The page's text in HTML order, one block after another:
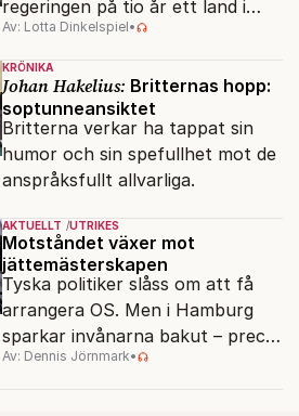
regeringen på tio år ett land i
politiskt och ekonomiskt kaos.
Av: Lotta Dinkelspiel•
KRÖNIKA
Johan Hakelius: Britternas hopp:
soptunneansiktet
Britterna verkar ha tappat sin
humor och sin spefullhet mot de
anspråksfullt allvarliga.
AKTUELLT UTRIKES
Motståndet växer mot
jättemästerskapen
Tyska politiker slåss om att få
arrangera OS. Men i Hamburg
sparkar invånarna bakut – precis
som de gjort tidigare i Paris,
Av: Dennis Jörnmark•